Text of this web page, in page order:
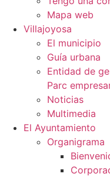
Mapa web
Villajoyosa
El municipio
Guía urbana
Entidad de
Parc
Noticias
Multimedia
El Ayuntamiento
Organigrama